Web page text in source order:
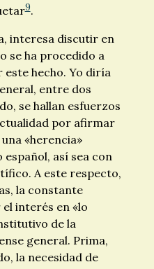
9.
interesa discutir en
se ha procedido a
hecho. Yo diría
entre dos
se hallan esfuerzos
por afirmar
«herencia»
así sea con
A este respecto,
la constante
interés en «lo
de la
general. Prima,
la necesidad de